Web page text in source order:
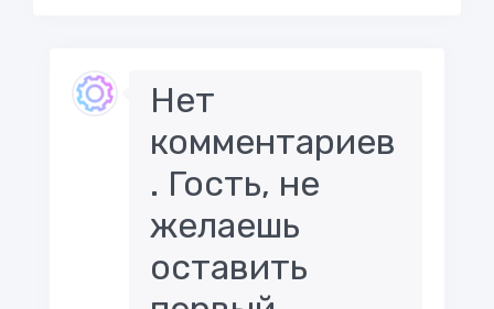
Нет
комментариев
. Гость, не
желаешь
оставить